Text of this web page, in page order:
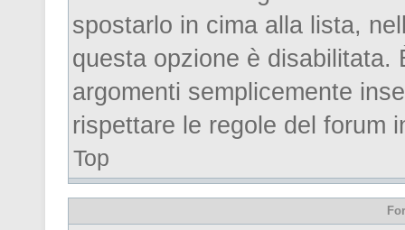
spostarlo in cima alla lista,
questa opzione è disabilitata.
argomenti semplicemente
rispettare le regole del forum
Top